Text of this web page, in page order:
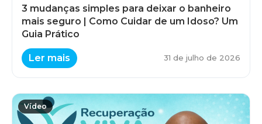
3 mudanças simples para deixar o banheiro
mais seguro | Como Cuidar de um Idoso? Um
Guia Prático
Ler mais 31 de julho de 2026
Vídeo